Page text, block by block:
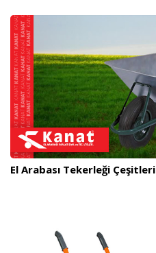
El Arabası Tekerleği Çeşitleri